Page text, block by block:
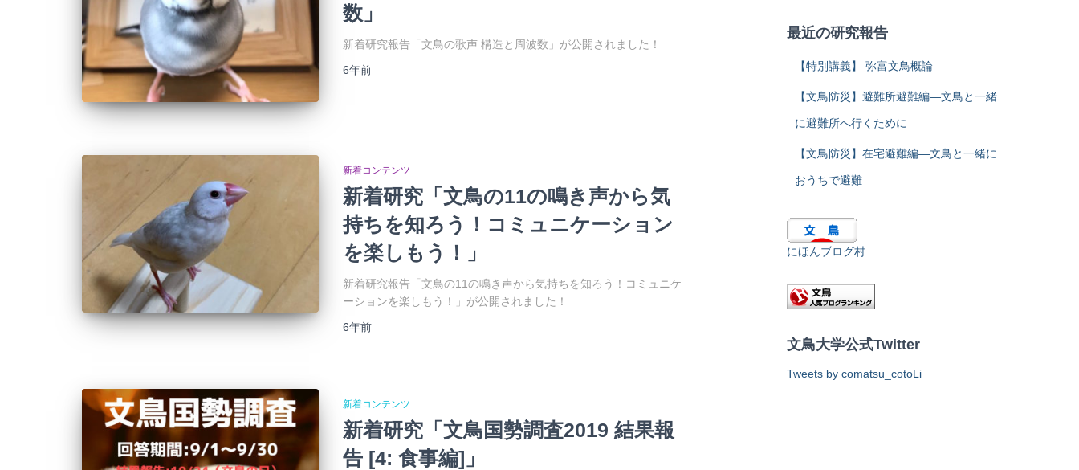
数」
新着研究報告「文鳥の歌声 構造と周波数」が公開されました！
6年前
新着コンテンツ
新着研究「文鳥の11の鳴き声から気
持ちを知ろう！コミュニケーション
を楽しもう！」
新着研究報告「文鳥の11の鳴き声から気持ちを知ろう！コミュニケ
ーションを楽しもう！」が公開されました！
6年前
新着コンテンツ
新着研究「文鳥国勢調査2019 結果報
告 [4: 食事編]」
最近の研究報告
【特別講義】 弥富文鳥概論
【文鳥防災】避難所避難編―文鳥と一緒
に避難所へ行くために
【文鳥防災】在宅避難編―文鳥と一緒に
おうちで避難
にほんブログ村
文鳥大学公式Twitter
Tweets by comatsu_cotoLi